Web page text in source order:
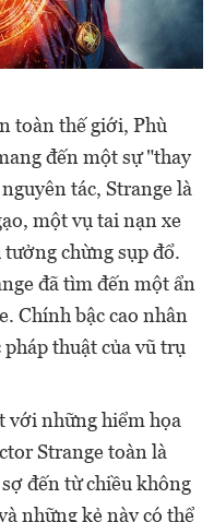
toàn thế giới, Phù
đến một sự "thay
tác, Strange là
một vụ tai nạn xe
chừng sụp đổ.
đã tìm đến một ẩn
Chính bậc cao nhân
thuật của vũ trụ
với những hiểm họa
Strange toàn là
đến từ chiều không
những kẻ này có thể